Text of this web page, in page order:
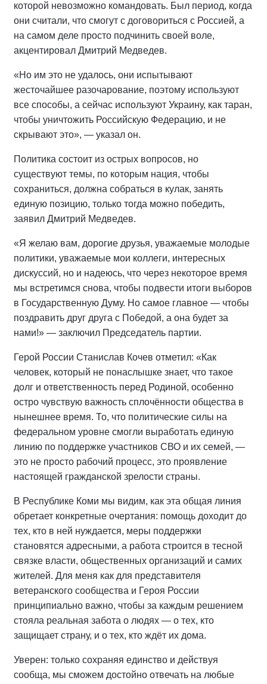
которой невозможно командовать. Был период, когда
они считали, что смогут с договориться с Россией, а
на самом деле просто подчинить своей воле,
акцентировал Дмитрий Медведев.
«Но им это не удалось, они испытывают
жесточайшее разочарование, поэтому используют
все способы, а сейчас используют Украину, как таран,
чтобы уничтожить Российскую Федерацию, и не
скрывают это», — указал он.
Политика состоит из острых вопросов, но
существуют темы, по которым нация, чтобы
сохраниться, должна собраться в кулак, занять
единую позицию, только тогда можно победить,
заявил Дмитрий Медведев.
«Я желаю вам, дорогие друзья, уважаемые молодые
политики, уважаемые мои коллеги, интересных
дискуссий, но и надеюсь, что через некоторое время
мы встретимся снова, чтобы подвести итоги выборов
в Государственную Думу. Но самое главное — чтобы
поздравить друг друга с Победой, а она будет за
нами!» — заключил Председатель партии.
Герой России Станислав Кочев отметил: «Как
человек, который не понаслышке знает, что такое
долг и ответственность перед Родиной, особенно
остро чувствую важность сплочённости общества в
нынешнее время. То, что политические силы на
федеральном уровне смогли выработать единую
линию по поддержке участников СВО и их семей, —
это не просто рабочий процесс, это проявление
настоящей гражданской зрелости страны.
В Республике Коми мы видим, как эта общая линия
обретает конкретные очертания: помощь доходит до
тех, кто в ней нуждается, меры поддержки
становятся адресными, а работа строится в тесной
связке власти, общественных организаций и самих
жителей. Для меня как для представителя
ветеранского сообщества и Героя России
принципиально важно, чтобы за каждым решением
стояла реальная забота о людях — о тех, кто
защищает страну, и о тех, кто ждёт их дома.
Уверен: только сохраняя единство и действуя
сообща, мы сможем достойно отвечать на любые